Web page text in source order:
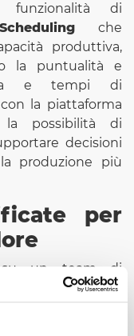
di
che
produttiva,
la puntualità e
e tempi di
la piattaforma
la possibilità di
decisioni
produzione più
per
un team di
su DELMIA
le aziende
e